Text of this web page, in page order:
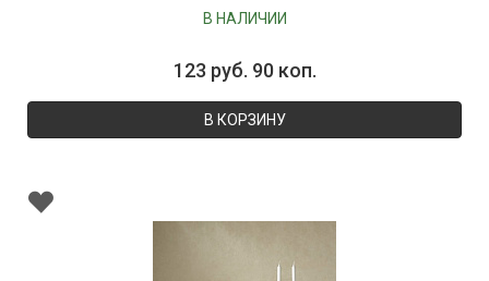
В НАЛИЧИИ
123 руб. 90 коп.
В КОРЗИНУ